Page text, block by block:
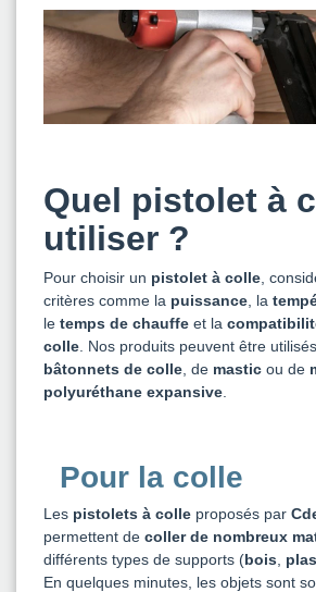
Quel pistolet à
utiliser ?
Pour choisir un pistolet à colle ,
critères comme la puissance , la
le temps de chauffe et la
colle . Nos produits peuvent être
bâtonnets de colle , de mastic ou de
polyuréthane expansive
Pour la colle
Les pistolets à colle proposés par
permettent de coller de nombreux
différents types de supports (bois
En quelques minutes, les objets sont